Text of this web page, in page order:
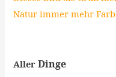
Natur immer mehr
AllerDinge